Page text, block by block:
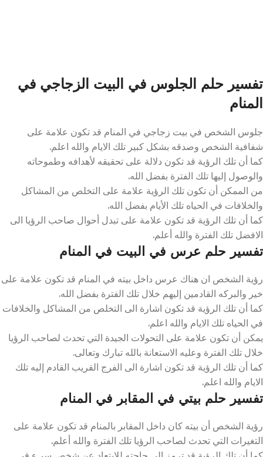
تفسير حلم الجلوس في البيت الزجاجي في
المنام
جلوس الشخص في بيت زجاجي في المنام قد تكون علامة على
شفافية الشخص وصدقه بشكل كبير تلك الايام والله اعلم.
كما أن تلك الرؤية قد تكون دلالة على تحقيقه لأهدافه وطموحاته
والوصول إليها تلك الفترة بفضل الله.
من الممكن أن تكون تلك الرؤية علامة على التخلص من المشاكل
والخلافات في الحياه تلك الأيام بفضل الله.
كما أن تلك الرؤية قد تكون علامة على تبدل أحوال صاحب الرؤيا الى
الافضل تلك الفترة والله أعلم.
تفسير حلم عرس في البيت في المنام
رؤية الشخص ان هناك عرس داخل بيته في المنام قد تكون علامة على
خير والبركه القادمين إليهم خلال تلك الفترة بفضل الله.
كما أن تلك الرؤية قد تكون اشارة الى التخلص من المشاكل والخلافات
في الحياه تلك الايام والله اعلم.
يمكن أن تكون علامة على التحولات الجيدة التي تحدث لصاحب الرؤيا
خلال تلك الفترة وعليه الاستعانة بالله تبارك وتعالى.
كما أن تلك الرؤية قد تكون اشارة الى الفرج القريب القادم إليه تلك
الايام والله اعلم.
تفسير حلم بيتي في المقابر في المنام
رؤية الشخص أن بيته كان داخل المقابر بالمنام قد تكون علامة على
التغيرات التي تحدث لصاحب الرؤيا تلك الفترة والله أعلم.